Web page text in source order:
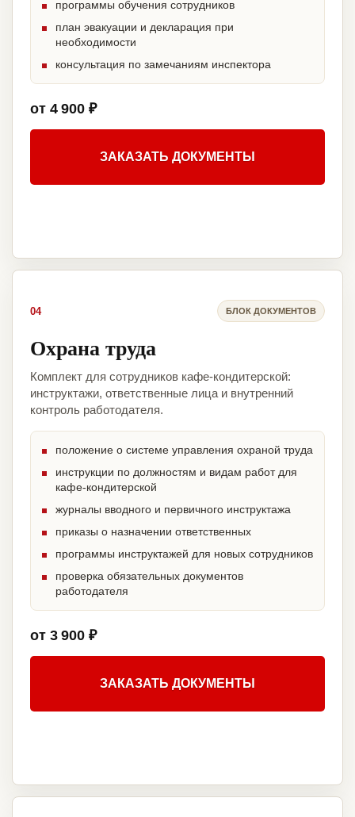
программы обучения сотрудников
план эвакуации и декларация при
необходимости
консультация по замечаниям инспектора
от 4 900 ₽
ЗАКАЗАТЬ ДОКУМЕНТЫ
04 БЛОК ДОКУМЕНТОВ
Охрана труда
Комплект для сотрудников кафе-кондитерской:
инструктажи, ответственные лица и внутренний
контроль работодателя.
положение о системе управления охраной труда
инструкции по должностям и видам работ для
кафе-кондитерской
журналы вводного и первичного инструктажа
приказы о назначении ответственных
программы инструктажей для новых сотрудников
проверка обязательных документов
работодателя
от 3 900 ₽
ЗАКАЗАТЬ ДОКУМЕНТЫ